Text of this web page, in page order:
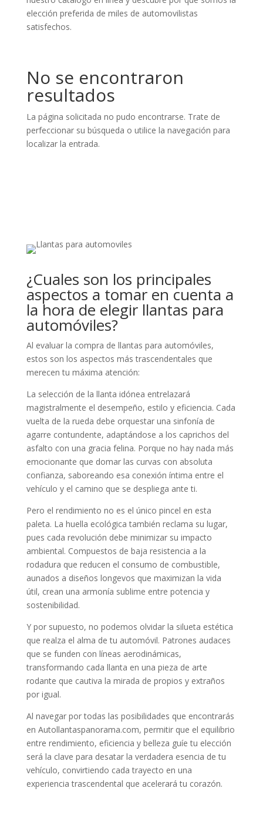
elección preferida de miles de automovilistas
satisfechos.
No se encontraron
resultados
La página solicitada no pudo encontrarse. Trate de
perfeccionar su búsqueda o utilice la navegación para
localizar la entrada.
¿Cuales son los principales
aspectos a tomar en cuenta a
la hora de elegir llantas para
automóviles?
Al evaluar la compra de llantas para automóviles,
estos son los aspectos más trascendentales que
merecen tu máxima atención:
La selección de la llanta idónea entrelazará
magistralmente el desempeño, estilo y eficiencia. Cada
vuelta de la rueda debe orquestar una sinfonía de
agarre contundente, adaptándose a los caprichos del
asfalto con una gracia felina. Porque no hay nada más
emocionante que domar las curvas con absoluta
confianza, saboreando esa conexión íntima entre el
vehículo y el camino que se despliega ante ti.
Pero el rendimiento no es el único pincel en esta
paleta. La huella ecológica también reclama su lugar,
pues cada revolución debe minimizar su impacto
ambiental. Compuestos de baja resistencia a la
rodadura que reducen el consumo de combustible,
aunados a diseños longevos que maximizan la vida
útil, crean una armonía sublime entre potencia y
sostenibilidad.
Y por supuesto, no podemos olvidar la silueta estética
que realza el alma de tu automóvil. Patrones audaces
que se funden con líneas aerodinámicas,
transformando cada llanta en una pieza de arte
rodante que cautiva la mirada de propios y extraños
por igual.
Al navegar por todas las posibilidades que encontrarás
en Autollantaspanorama.com, permitir que el equilibrio
entre rendimiento, eficiencia y belleza guíe tu elección
será la clave para desatar la verdadera esencia de tu
vehículo, convirtiendo cada trayecto en una
experiencia trascendental que acelerará tu corazón.